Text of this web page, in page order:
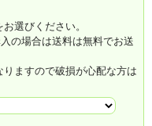
選びください。
の場合は送料は無料でお送
ますので破損が心配な方は